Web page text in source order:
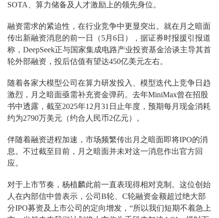
SOTA、算力储备及人才激励上的领先身位。
融资需求的紧迫性，在行业竞争中更显突出。就在月之暗面
传出新融资消息的前一日（5月6日），据证券时报援引报道
称，DeepSeek正与国家集成电路产业投资基金洽谈主导其首
轮外部融资，投后估值有望达450亿美元左右。
随着各家大模型公司在算力研发投入、模型迭代上竞争日趋
激烈，月之暗面亟需补充资金弹药。去年MiniMax曾在招股
书中透露，截至2025年12月31日止年度，预期每月现金消耗
约为2790万美元（约合人民币2亿元）。
伴随着融资进程加速，市场频繁传出月之暗面即将IPO的消
息。不过截至目前，月之暗面并未对这一消息作出官方回
应。
对于上市节奏，杨植麟此前一直表现得相对克制。这位创始
人在内部信中曾表示，公司B轮、C轮融资金额超过绝大部
分IPO募资及上市公司的定向增发，“所以我们短期不着急上